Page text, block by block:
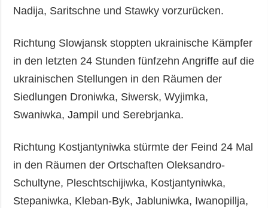
Nadija, Saritschne und Stawky vorzurücken.
Richtung Slowjansk stoppten ukrainische Kämpfer
in den letzten 24 Stunden fünfzehn Angriffe auf die
ukrainischen Stellungen in den Räumen der
Siedlungen Droniwka, Siwersk, Wyjimka,
Swaniwka, Jampil und Serebrjanka.
Richtung Kostjantyniwka stürmte der Feind 24 Mal
in den Räumen der Ortschaften Oleksandro-
Schultyne, Pleschtschijiwka, Kostjantyniwka,
Stepaniwka, Kleban-Byk, Jabluniwka, Iwanopillja,